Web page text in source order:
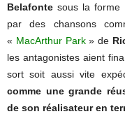
Belafonte sous la forme
par des chansons
« MacArthur Park» de
les antagonistes aient
sort soit aussi vite
comme une grande
de son réalisateur en